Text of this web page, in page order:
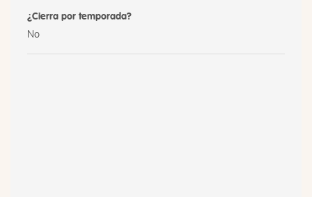
¿Cierra por temporada?
No